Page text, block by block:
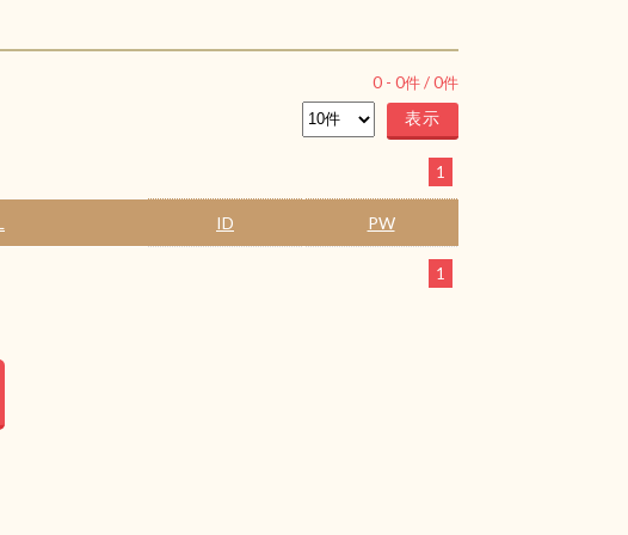
0 - 0件 /0件
1
ID PW
1